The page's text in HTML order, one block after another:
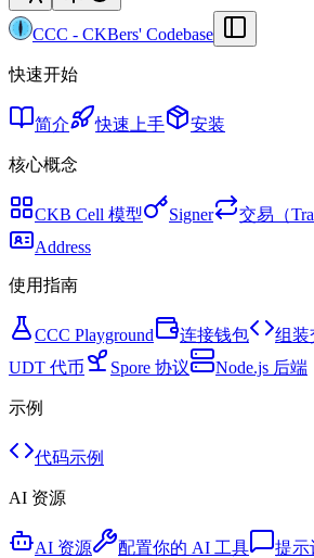
CCC - CKBers' Codebase
快速开始
简介 快速上手 安装
核心概念
CKB Cell 模型 Signer 交易（
Address
使用指南
CCC Playground 连接钱包 组装
UDT 代币
Spore 协议 Node.js 后端
示例
代码示例
AI 资源
AI 资源 配置你的 AI 工具 提示